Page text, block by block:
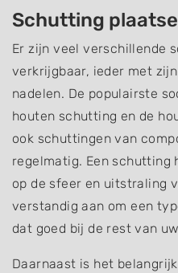
Schutting
Er zijn veel verschillende
verkrijgbaar, ieder met
nadelen. De populairste
houten schutting en de
ook schuttingen van
regelmatig. Een schutting
op de sfeer en uitstraling
verstandig aan om een
dat goed bij de rest van
Daarnaast is het